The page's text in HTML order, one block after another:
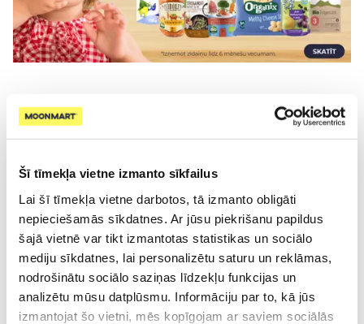
Šī tīmekļa vietne izmanto sīkfailus
Lai šī tīmekļa vietne darbotos, tā izmanto obligāti
nepieciešamās sīkdatnes. Ar jūsu piekrišanu papildus
šajā vietnē var tikt izmantotas statistikas un sociālo
mediju sīkdatnes, lai personalizētu saturu un reklāmas,
nodrošinātu sociālo saziņas līdzekļu funkcijas un
analizētu mūsu datplūsmu. Informāciju par to, kā jūs
izmantojat šo vietni, mēs kopīgojam ar saviem sociālās
Tevi nesen interesēja